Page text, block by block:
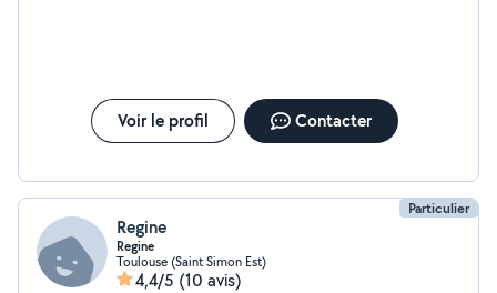
Voir le profil Contacter
Particulier
Regine
Regine
Toulouse (Saint Simon Est)
4,4/5 (10 avis)